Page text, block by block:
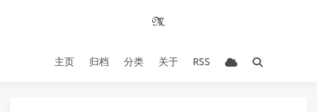
主页 归档 分类 关于 RSS